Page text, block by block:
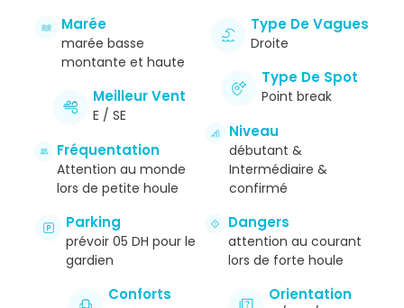
Marée
marée basse
montante et haute
Meilleur Vent
E / SE
Fréquentation
Attention au monde
lors de petite houle
Parking
prévoir 05 DH pour le
gardien
Conforts
Type De Vagues
Droite
Type De Spot
Point break
Niveau
débutant &
Intermédiaire &
confirmé
Dangers
attention au courant
lors de forte houle
Orientation